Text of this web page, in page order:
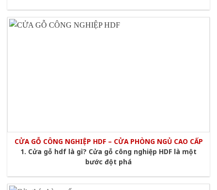
CỬA GỖ CÔNG NGHIỆP HDF – CỬA PHÒNG NGỦ CAO CẤP
1. Cửa gỗ hdf là gì? Cửa gỗ công nghiệp HDF là một
bước đột phá